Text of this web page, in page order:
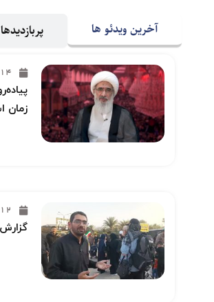
آخرین ویدئو ها پربازدیدها
زمان